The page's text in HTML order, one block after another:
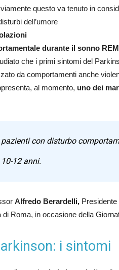
questo va tenuto in
dell’umore
durante il sonno REM
che i primi sintomi del
da comportamenti anche
al momento, uno dei
pazienti con disturbo
12 anni.
Alfredo Berardelli,
Roma, in occasione della
i sintomi